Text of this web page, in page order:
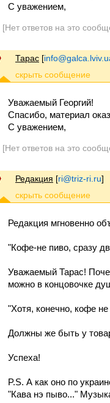
С уважением,
[Нет ответов на это
Тарас [
Уважаемый Георгий!
Спасибо, материал
С уважением,
[Нет ответов на это
Редакция [ri@triz-ri.ru]
Редакция мгновенно
"Кофе-не пиво, сразу
Уважаемый Тарас!
можно в концовочке
"Хотя, конечно, кофе
Должны же быть у
Успеха!
P.S. А как оно по
"Кава нэ пыво..."